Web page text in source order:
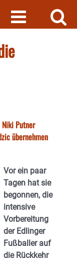
Putner
übernehmen
Vor ein paar
Tagen hat sie
begonnen, die
intensive
Vorbereitung
der Edlinger
Fußballer auf
die Rückkehr